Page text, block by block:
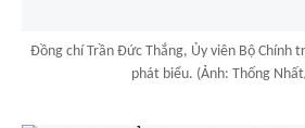
Đồng chí Trần Đức Thắng, Ủy viên Bộ Chính
phát biểu. (Ảnh: Thống